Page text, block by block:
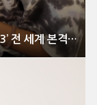
삼성전자, ‘갤럭시 Z 폴드3’·‘갤럭시 Z 플립3’ 전 세계 본격 출시